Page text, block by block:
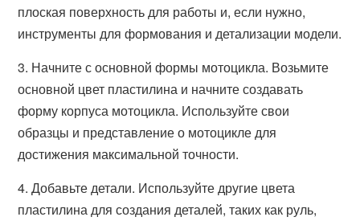
плоская поверхность для работы и, если нужно,
инструменты для формования и детализации модели.
3. Начните с основной формы мотоцикла. Возьмите
основной цвет пластилина и начните создавать
форму корпуса мотоцикла. Используйте свои
образцы и представление о мотоцикле для
достижения максимальной точности.
4. Добавьте детали. Используйте другие цвета
пластилина для создания деталей, таких как руль,